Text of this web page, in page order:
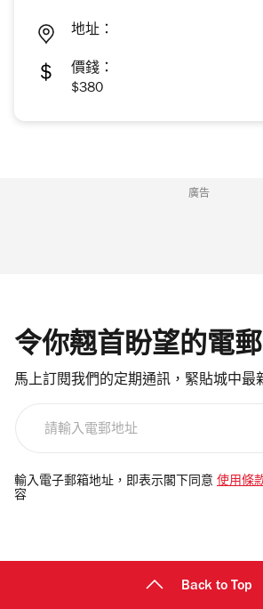
地址：
價錢：
$380
廣告
令你翹首盼望的電郵
馬上訂閱我們的定期通訊，緊貼城中最
電
郵
輸入電子郵箱地址，即表示閣下同意 使用條
容
Back to Top